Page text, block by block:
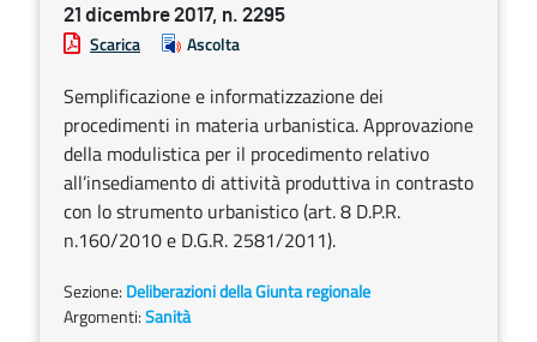
21 dicembre 2017, n. 2295
Scarica Ascolta
Semplificazione e informatizzazione dei
procedimenti in materia urbanistica. Approvazione
della modulistica per il procedimento relativo
all’insediamento di attività produttiva in contrasto
con lo strumento urbanistico (art. 8 D.P.R.
n.160/2010 e D.G.R. 2581/2011).
Sezione: Deliberazioni della Giunta regionale
Argomenti:Sanità